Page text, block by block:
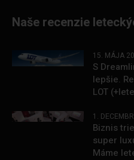
Naše recenzie
15. MÁJA
S
lepšie.
LOT
1.
Biznis
super
Máme